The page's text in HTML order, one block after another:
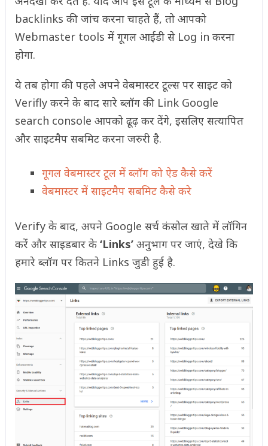
backlinks की जांच करना चाहते हैं, तो आपको
Webmaster tools में गूगल आईडी से Log in करना
होगा.
ये तब होगा की पहले अपने वेबमास्टर टूल्स पर साइट को
Verifly करने के बाद सारे ब्लॉग की Link Google
search console आपको ढूढ़ कर देंगे, इसलिए सत्यापित
और साइटमैप सबमिट करना जरुरी है.
गूगल वेबमास्टर टूल में ब्लॉग को ऐड कैसे करें
वेबमास्टर में साइटमैप सबमिट कैसे करे
Verify के बाद, अपने Google सर्च कंसोल खाते में लॉगिन
करें और साइडबार के ‘Links’अनुभाग पर जाएं, देखे कि
हमारे ब्लॉग पर कितने Links जुडी हुई है.